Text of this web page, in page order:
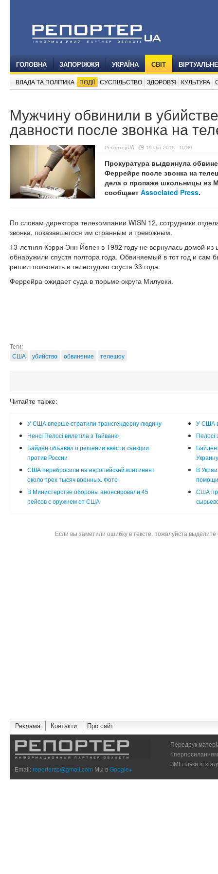
ГОЛОВНА ЗАПОРІЖЖЯ УКРАЇНА СВІТ
ВЛАДА ТА ПОЛІТИКА ПОДІЇ СУСПІЛЬСТВО ЗДОРОВ'Я КУЛЬТУРА
Мужчину обвинили в
давности после звонка на
РепортерUA 19 Окт 2015 - 10:36
Прокуратура выдвинула
Феррейре после звонка на
дела о пропаже школьницы из
сообщает Associated Press.
По словам директора телекомпании WISN 12, сотрудники
звонка, показавшегося им странным и тревожным.
13-летняя Кэрри Энн Йопек в 1982 году не вернулась домой из
обнаружили спустя полтора года. Обвиняемый в тот год и сам
решил позвонить в телестудию спустя 33 года.
Феррейра ожидает суда в тюрьме округа Милуоки.
Теги:
США
убийство обвинение телешоу
Читайте также:
У США вперше стратили трансгендерну людину
У США
Ненсі Пелосі вилетіла з Тайваню
Пелосі
Байден объявил о решении ввести санкции
против России
Украину
США перебросили на европейский континент
около трех тысяч военных. Фото
В
В Министерстве обороны анонсировали 45
рейсов с оружием от США
США
Если вы заметили ошибку в тексте, пожалуйста
Реклама Контакти Про сайт
Email:reporterzp@gmail.com Мы вGoogle+
Передрук
ЗМІ тільки зі